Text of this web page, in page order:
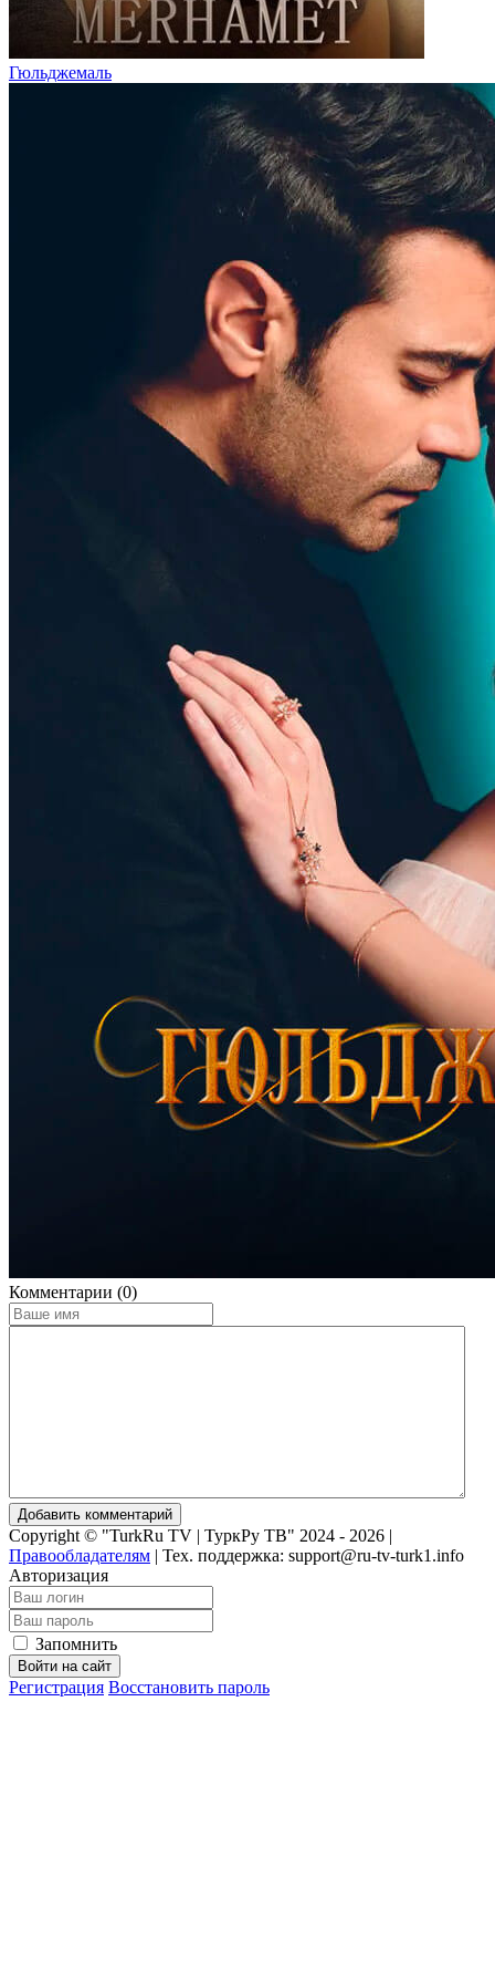
Гюльджемаль
Комментарии (0)
Добавить комментарий
Copyright © "TurkRu TV | ТуркРу ТВ" 2024 - 2026 |
Правообладателям | Тех. поддержка: support@ru-tv-turk1.info
Авторизация
Запомнить
Войти на сайт
Регистрация Восстановить пароль